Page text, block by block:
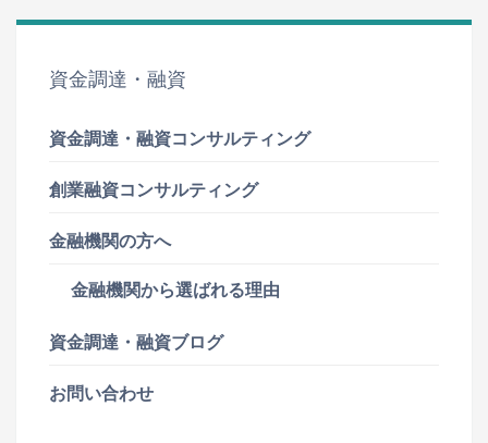
資金調達・融資
資金調達・融資コンサルティング
創業融資コンサルティング
金融機関の方へ
金融機関から選ばれる理由
資金調達・融資ブログ
お問い合わせ